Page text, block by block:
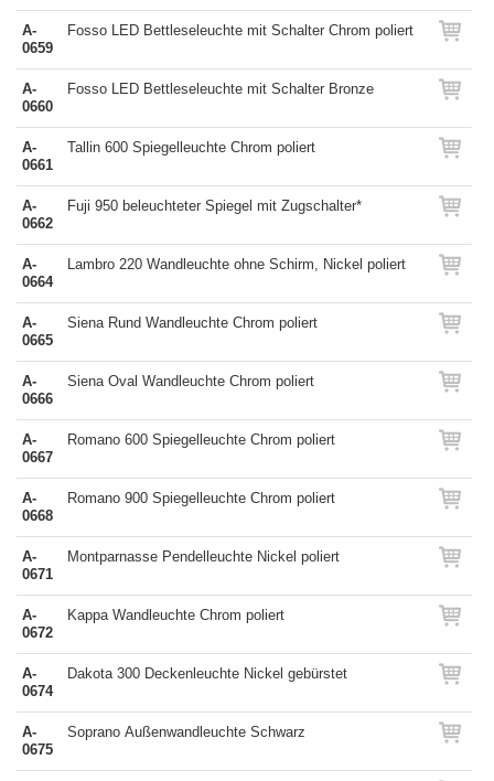
A-
0659
Fosso LED Bettleseleuchte mit Schalter Chrom poliert
A-
0660
Fosso LED Bettleseleuchte mit Schalter Bronze
A-
0661
Tallin 600 Spiegelleuchte Chrom poliert
A-
0662
Fuji 950 beleuchteter Spiegel mit Zugschalter*
A-
0664
Lambro 220 Wandleuchte ohne Schirm, Nickel poliert
A-
0665
Siena Rund Wandleuchte Chrom poliert
A-
0666
Siena Oval Wandleuchte Chrom poliert
A-
0667
Romano 600 Spiegelleuchte Chrom poliert
A-
0668
Romano 900 Spiegelleuchte Chrom poliert
A-
0671
Montparnasse Pendelleuchte Nickel poliert
A-
0672
Kappa Wandleuchte Chrom poliert
A-
0674
Dakota 300 Deckenleuchte Nickel gebürstet
A-
0675
Soprano Außenwandleuchte Schwarz